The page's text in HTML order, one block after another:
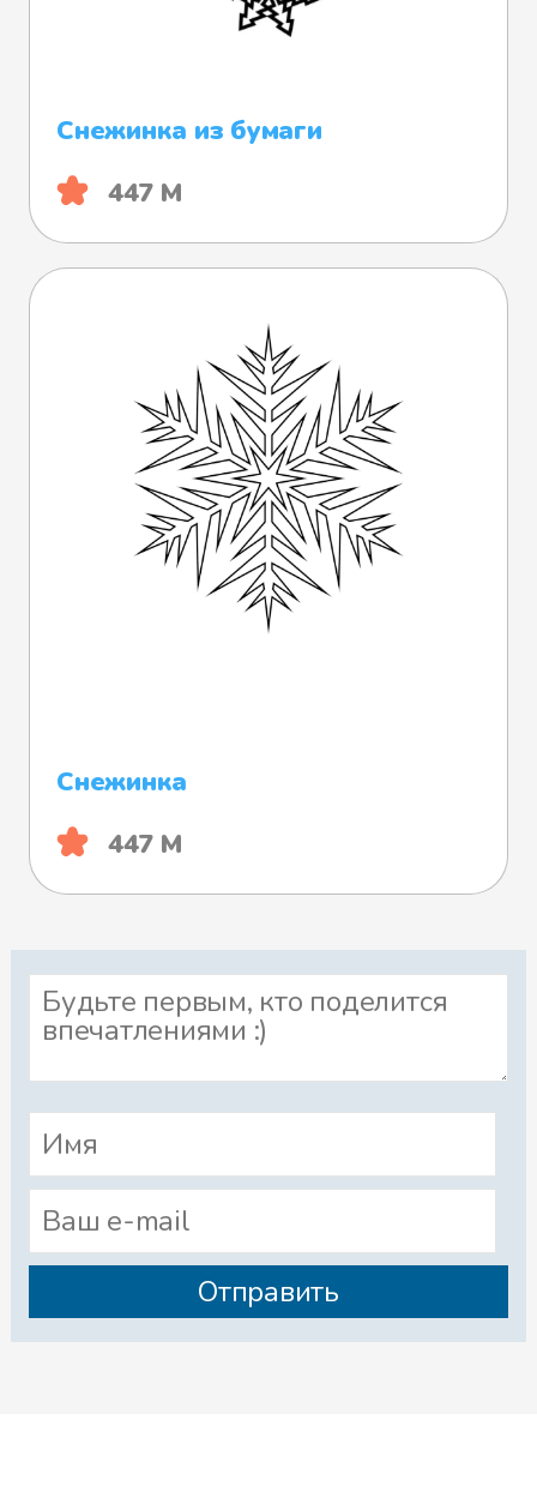
Снежинка из бумаги
447 М
Снежинка
447 М